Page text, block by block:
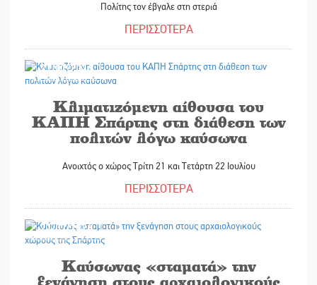
Πολίτης τον έβγαλε στη στεριά
ΠΕΡΙΣΣΟΤΕΡΑ
21/07/2026
Κλιματιζόμενη αίθουσα του
ΚΑΠΗ Σπάρτης στη διάθεση των
πολιτών λόγω καύσωνα
Ανοιχτός ο χώρος Τρίτη 21 και Τετάρτη 22 Ιουλίου
ΠΕΡΙΣΣΟΤΕΡΑ
21/07/2026
Καύσωνας «σταματά» την
ξενάγηση στους αρχαιολογικούς